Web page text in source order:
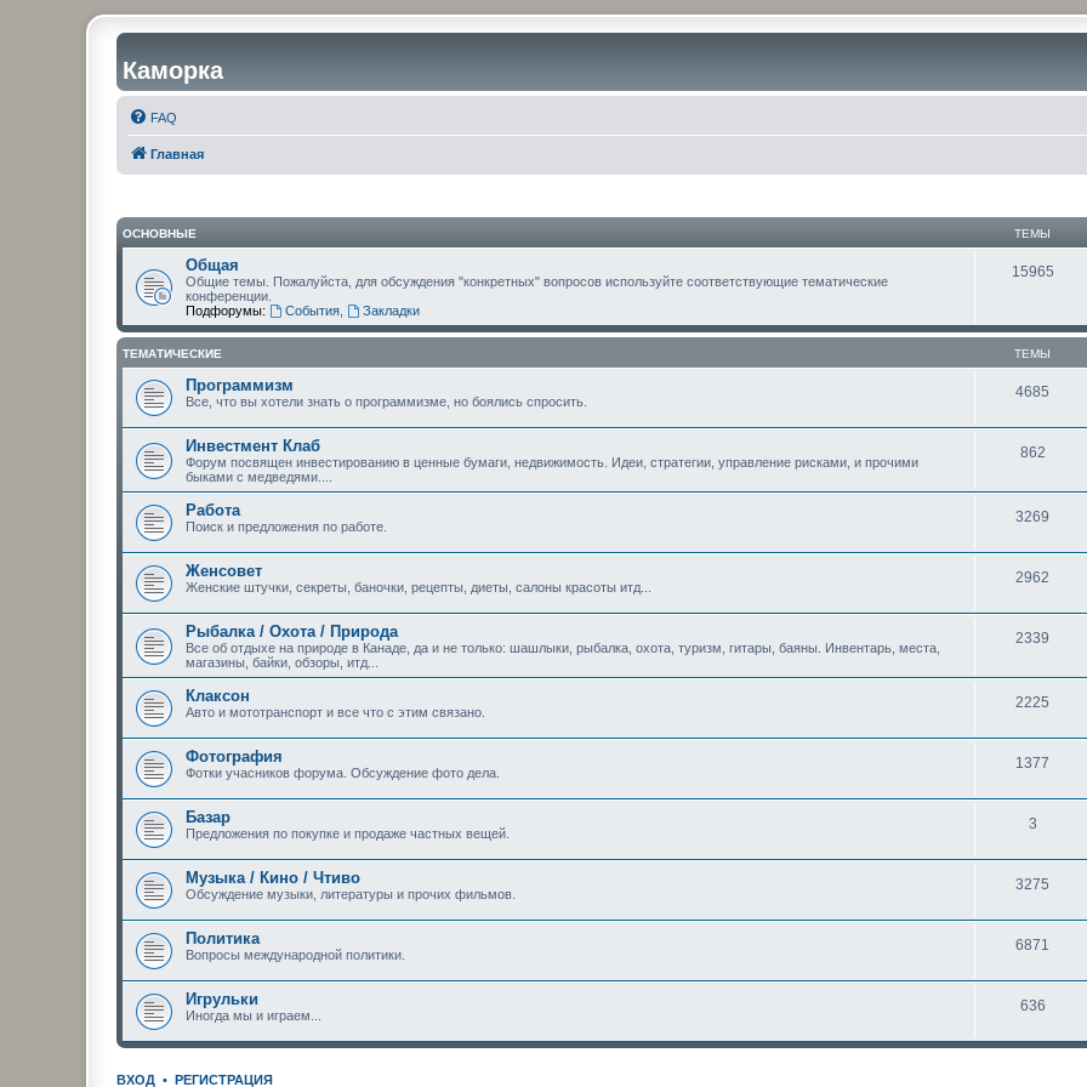
Каморка
FAQ
Главная
ОСНОВНЫЕ ТЕМЫ
Общая
Общие темы. Пожалуйста, для обсуждения "конкретных" вопросов используйте соответствующие тематические
конференции.
Подфорумы:
События, Закладки
15965
ТЕМАТИЧЕСКИЕ ТЕМЫ
Программизм
Все, что вы хотели знать о программизме, но боялись спросить.
4685
Инвестмент Клаб
Форум посвящен инвестированию в ценные бумаги, недвижимость. Идеи, стратегии, управление рисками, и прочими
быками с медведями....
862
Работа
Поиск и предложения по работе.
3269
Женсовет
Женские штучки, секреты, баночки, рецепты, диеты, салоны красоты итд...
2962
Рыбалка / Охота / Природа
Все об отдыхе на природе в Канаде, да и не только: шашлыки, рыбалка, охота, туризм, гитары, баяны. Инвентарь, места,
магазины, байки, обзоры, итд...
2339
Клаксон
Авто и мототранспорт и все что с этим связано.
2225
Фотография
Фотки учасников форума. Обсуждение фото дела.
1377
Базар
Предложения по покупке и продаже частных вещей.
3
Музыка / Кино / Чтиво
Обсуждение музыки, литературы и прочих фильмов.
3275
Политика
Вопросы международной политики.
6871
Игрульки
Иногда мы и играем...
636
ВХОД • РЕГИСТРАЦИЯ